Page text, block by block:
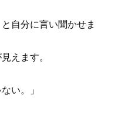
自分に言い聞かせま
えます。
い。」